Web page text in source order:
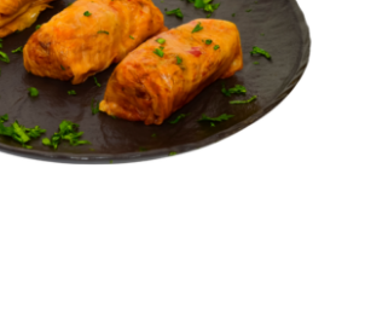
Sarmale în foi de varză
FEL PRINCIPAL